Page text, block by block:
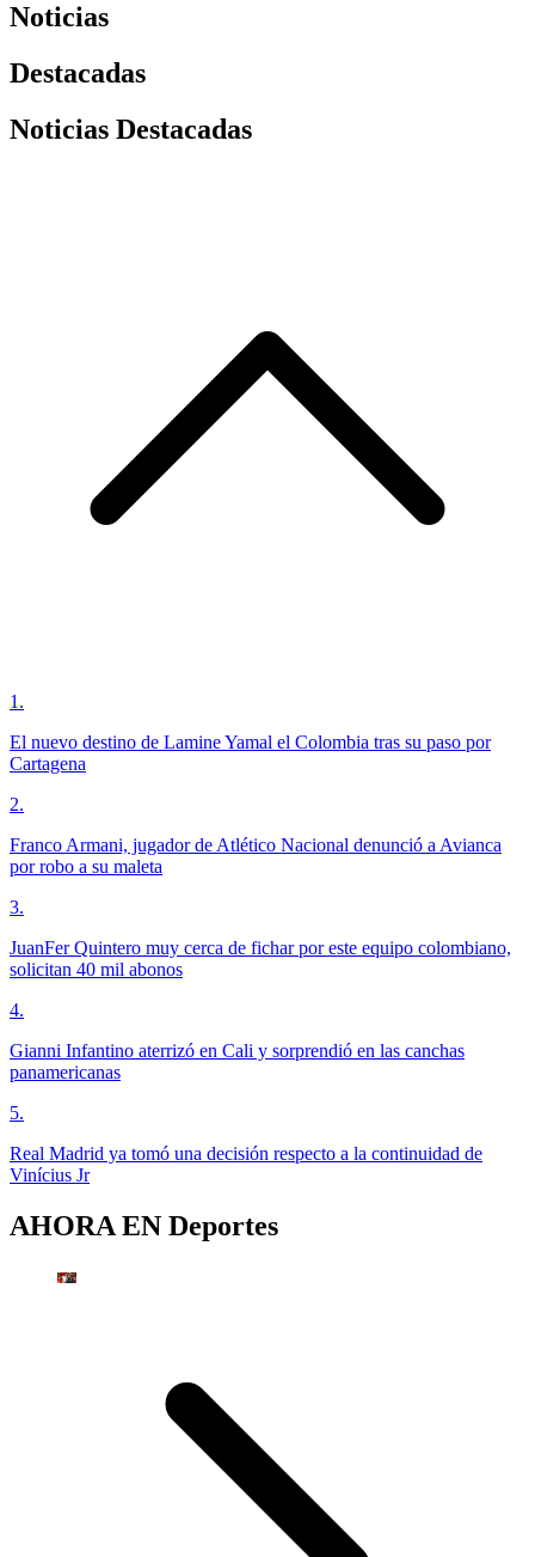
Noticias
Destacadas
Noticias Destacadas
1 .
El nuevo destino de Lamine Yamal el Colombia tras su paso por
Cartagena
2.
Franco Armani, jugador de Atlético Nacional denunció a Avianca
por robo a su maleta
3.
JuanFer Quintero muy cerca de fichar por este equipo colombiano,
solicitan 40 mil abonos
4.
Gianni Infantino aterrizó en Cali y sorprendió en las canchas
panamericanas
5.
Real Madrid ya tomó una decisión respecto a la continuidad de
Vinícius Jr
AHORA EN Deportes